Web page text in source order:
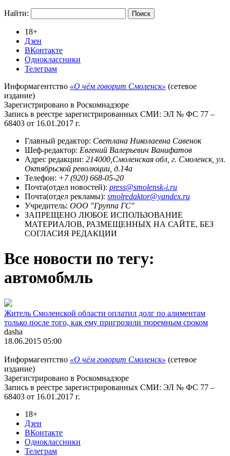
Найти:
18+
Дзен
ВКонтакте
Одноклассники
Телеграм
Информагентство «О чём говорит Смоленск» (сетевое
издание)
Зарегистрировано в Роскомнадзоре
Запись в реестре зарегистрированных СМИ: ЭЛ № ФС 77 –
68403 от 16.01.2017 г.
Главный редактор: Светлана Николаевна Савенок
Шеф-редактор: Евгений Валерьевич Ванифатов
Адрес редакции: 214000,Смоленская обл, г. Смоленск, ул.
Октябрьской революции, д.14а
Телефон: +7 (920) 668-05-20
Почта(отдел новостей): press@smolensk-i.ru
Почта(отдел рекламы): smolredaktor@yandex.ru
Учредитель: ООО "Группа ГС"
ЗАПРЕЩЕНО ЛЮБОЕ ИСПОЛЬЗОВАНИЕ
МАТЕРИАЛОВ, РАЗМЕЩЕННЫХ НА САЙТЕ, БЕЗ
СОГЛАСИЯ РЕДАКЦИИ
Все новости по тегу:
автомобмль
Житель Смоленской области оплатил долг по алиментам
только после того, как ему пригрозили тюремным сроком
dasha
18.06.2015 05:00
Информагентство «О чём говорит Смоленск» (сетевое
издание)
Зарегистрировано в Роскомнадзоре
Запись в реестре зарегистрированных СМИ: ЭЛ № ФС 77 –
68403 от 16.01.2017 г.
18+
Дзен
ВКонтакте
Одноклассники
Телеграм